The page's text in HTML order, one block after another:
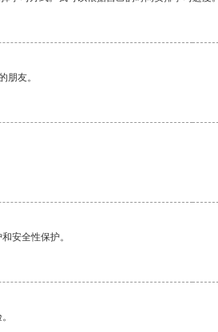
朋友。
安全性保护。